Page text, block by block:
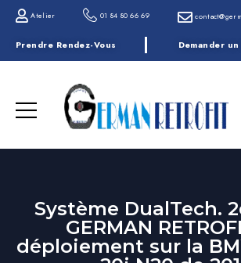
Atelier 01 84 80 66 69
Prendre Rendez-Vous Demander
Système DualTech.
GERMAN
déploiement sur la